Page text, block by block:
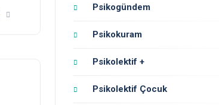
Psikogündem
Psikokuram
Psikolektif +
Psikolektif Çocuk